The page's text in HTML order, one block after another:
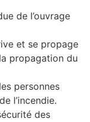
de l’ouvrage
et se propage
propagation du
personnes
l’incendie.
des